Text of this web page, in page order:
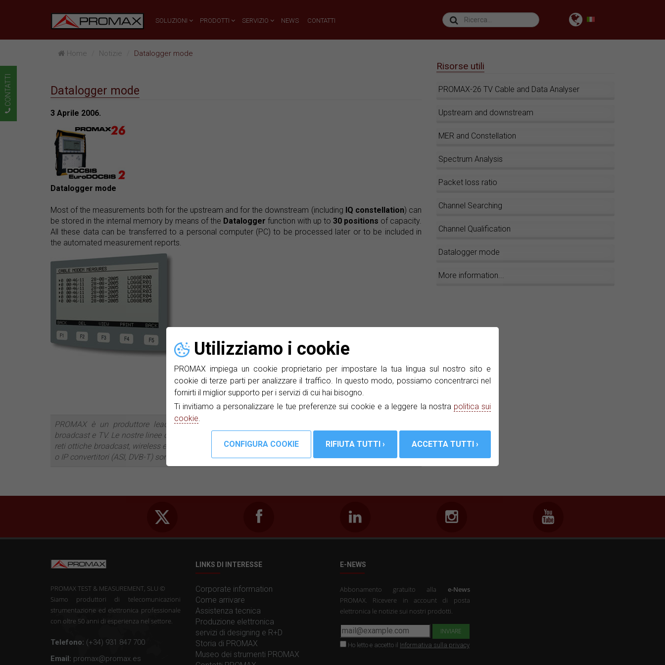
Utilizziamo i cookie
PROMAX impiega un cookie proprietario per impostare la tua lingua sul nostro sito e
cookie di terze parti per analizzare il traffico. In questo modo, possiamo concentrarci nel
fornirti il miglior supporto per i servizi di cui hai bisogno.
Ti invitiamo a personalizzare le tue preferenze sui cookie e a leggere la nostra politica sui
cookie
SOLUZIONI PRODOTTI SERVIZIO NEWS CONTATTI
Home Notizie Datalogger mode
Datalogger mode
3 Aprile 2006.
Datalogger mode
Most of the measurements both for the upstream and for the downstream (including IQ constellation) can
be stored in the internal memory by means of the Datalogger function with up to 30 positions of capacity.
All these data can be transferred to a personal computer (PC) to be processed later or to be included in
the automated measurement reports.
Quota :
PROMAX è un produttore leader di sistemi di test e misura, impianti di distribuzione di segnale
broadcast e TV. Le nostre linee di prodotto includono strumenti di misura per TV via cavo, TV satellitare,
reti ottiche broadcast, wireless e fibra, gli analizzatori di FTTH e GPON. Modulatori DVB-T, stelle filanti IP
o IP convertitori (ASI, DVB-T) sono tra i più recenti sviluppi della società.
Risorse utili
PROMAX-26 TV Cable and Data Analyser
Upstream and downstream
MER and Constellation
Spectrum Analysis
Packet loss ratio
Channel Searching
Channel Qualification
Datalogger mode
More information...
PROMAX TEST & MEASUREMENT, SLU ©
Siamo produttori di telecomunicazioni
strumentazione ed elettronica professionale
con oltre 50 anni di esperienza nel settore.
Telefono: (+34) 931 847 700
Email: promax@promax.es
LINKS DI INTERESSE
Corporate information
Come arrivare
Assistenza tecnica
Produzione elettronica
servizi di designing e R+D
Storia di PROMAX
Museo dei strumenti PROMAX
E-NEWS
Abbonamento gratuito alla e-News
PROMAX. Ricevere in account di posta
elettronica le notizie sui nostri prodotti.
Ho letto e accetto il Informativa sulla privacy
CONTATTI